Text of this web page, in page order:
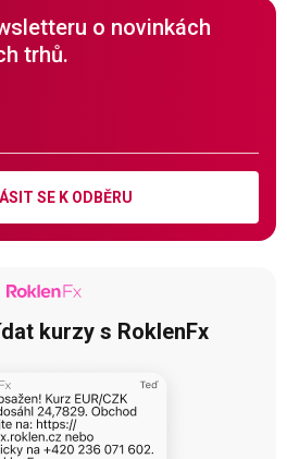
o novinkách
trhů.
SE K ODBĚRU
kurzy s RoklenFx